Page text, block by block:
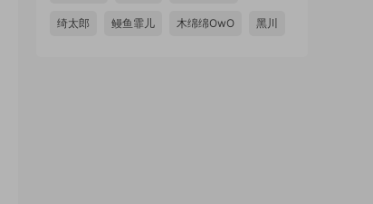
绮太郎 鳗鱼霏儿 木绵绵OwO 黑川